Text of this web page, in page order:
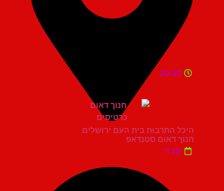
היכל התרבות בית העם ירושלים
20:30
חנוך דאום סטנדאפ
יום ד'